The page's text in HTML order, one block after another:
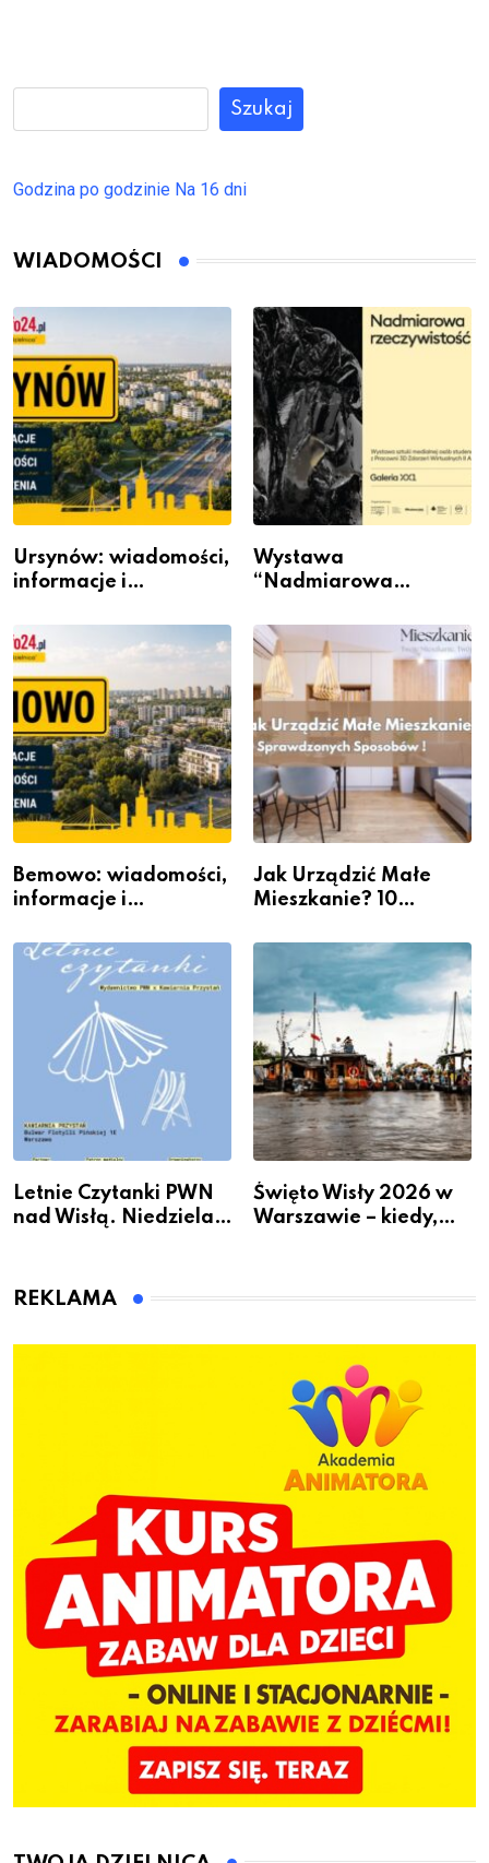
Szukaj
Godzina po godzinie Na 16 dni
WIADOMOŚCI
Ursynów: wiadomości,
informacje i
Wystawa
“Nadmiarowa
Galerii XX1
Bemowo: wiadomości,
informacje i
Jak Urządzić Małe
Mieszkanie? 10
Przestrzeni Bez
Kosztownego Remontu
Letnie Czytanki PWN
nad Wisłą. Niedziela z
Święto Wisły 2026 w
Warszawie – kiedy,
REKLAMA